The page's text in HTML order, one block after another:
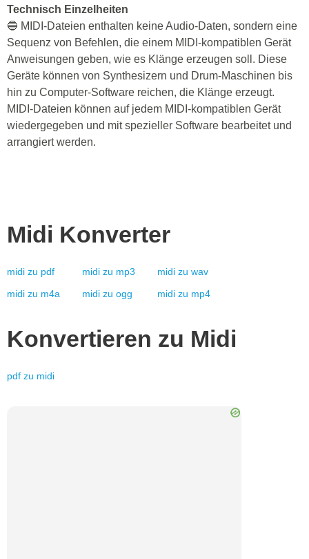
Technisch Einzelheiten
🔵 MIDI-Dateien enthalten keine Audio-Daten, sondern eine
Sequenz von Befehlen, die einem MIDI-kompatiblen Gerät
Anweisungen geben, wie es Klänge erzeugen soll. Diese
Geräte können von Synthesizern und Drum-Maschinen bis
hin zu Computer-Software reichen, die Klänge erzeugt.
MIDI-Dateien können auf jedem MIDI-kompatiblen Gerät
wiedergegeben und mit spezieller Software bearbeitet und
arrangiert werden.
Midi Konverter
midi zu pdf midi zu mp3 midi zu wav
midi zu m4a midi zu ogg midi zu mp4
Konvertieren zu Midi
pdf zu midi